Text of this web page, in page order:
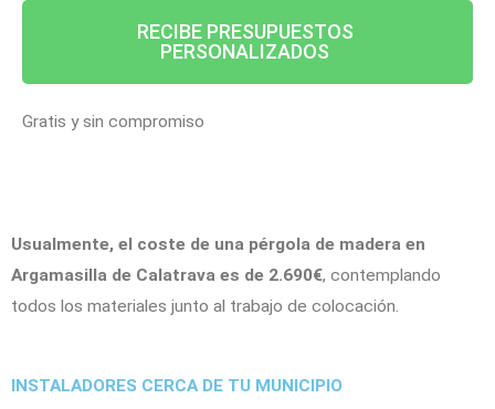
RECIBE PRESUPUESTOS
PERSONALIZADOS
Gratis y sin compromiso
Usualmente, el coste de una pérgola de madera en
Argamasilla de Calatrava es de 2.690€, contemplando
todos los materiales junto al trabajo de colocación.
INSTALADORES CERCA DE TU MUNICIPIO